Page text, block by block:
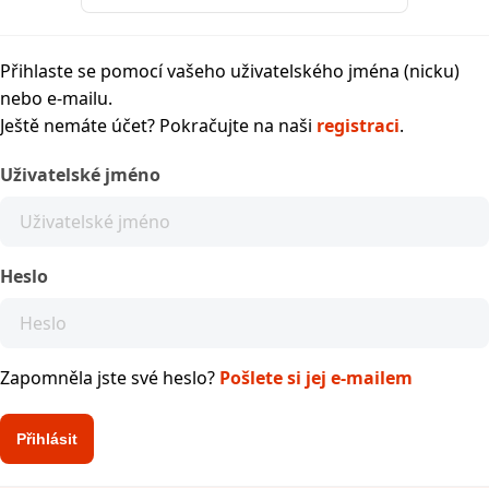
Přihlaste se pomocí vašeho uživatelského jména (nicku)
nebo e-mailu.
Ještě nemáte účet? Pokračujte na naši registraci.
Uživatelské jméno
Heslo
Zapomněla jste své heslo? Pošlete si jej e-mailem